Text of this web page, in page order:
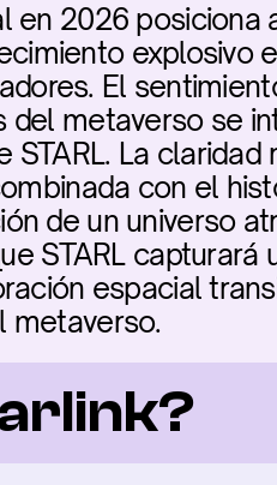
2026 posiciona
explosivo
El
metaverso se
La claridad
con el
de un universo
STARL capturará
espacial
metaverso.